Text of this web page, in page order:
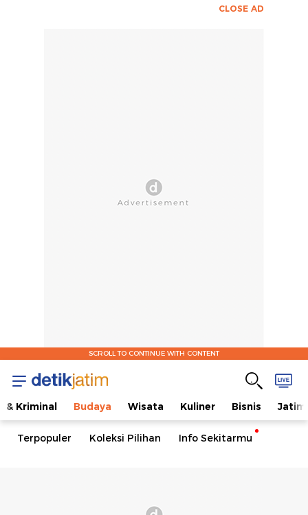
CLOSE AD
SCROLL TO CONTINUE WITH CONTENT
& Kriminal Budaya Wisata Kuliner Bisnis Jatim
Terpopuler Koleksi Pilihan Info Sekitarmu